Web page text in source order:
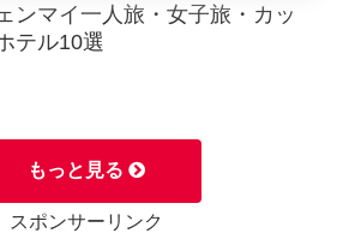
ンマイ一人旅・女子旅・カッ
テル10選
もっと見る
スポンサーリンク